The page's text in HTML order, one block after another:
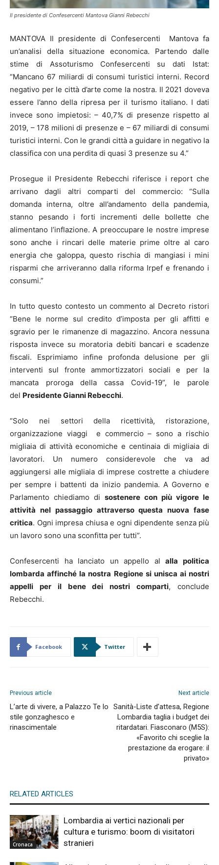
Il presidente di Confesercenti Mantova Gianni Rebecchi
MANTOVA Il presidente di Confesercenti Mantova fa
un’analisi della situazione economica. Partendo dalle
stime di Assoturismo Confesercenti su dati Istat:
“Mancano 67 miliardi di consumi turistici interni. Record
negativo per le città d’arte come la nostra. Il 2021 doveva
essere l’anno della ripresa per il turismo italiano. I dati
invece sono impietosi: – 40,7% di presenze rispetto al
2019, – 178 milioni di presenze e – 67 miliardi di consumi
turistici interni. Con le grandi città a guidare in negativo la
classifica con una perdita di quasi 3 presenze su 4.”
Prosegue il Presidente Rebecchi riferisce i report che
arrivano dagli altri comparti del commercio: “Sulla
domanda interna, oltre all’andamento della pandemia,
stanno pesando i forti incrementi delle bollette che
alimentano l’inflazione. A preoccupare le nostre imprese
sono anche i rincari delle materie prime oltre al caro
energia che galoppa, questo rischia di mangiasi i mini
risparmi che arriveranno dalla riforma Irpef e frenando i
consumi.”
In tutto questo contesto un commento al Decreto ristori
“Bene le norme sul credito d’imposta per gli affitti e
sgravio per le rimanenze di magazzino. Ancora nessuna
risposta invece su moratoria debiti bancari e scadenze
fiscali. Esprimiamo infine profonda delusione per gli
interventi sul fronte ammortizzatori sociali e per la
mancata proroga della cassa Covid-19”, le parole
del Presidente Gianni Rebecchi.
“Solo nei settori della ricettività, ristorazione,
organizzazione viaggi e commercio – sono a rischio
migliaia di attività economiche e centinaia di migliaia di
lavoratori. Un numero considerevole che va ad
aggiungersi alle migliaia di imprese costrette a chiudere
per sempre i battenti da inizio pandemia. A Governo e
Parlamento chiediamo di sostenere con più vigore le
attività nel passaggio attraverso questa nuova fase
critica. Ogni impresa chiusa e ogni dipendente senza più
un lavoro sono una sconfitta per tutti”.
Confesercenti ha lanciato un appello alalla politica
lombarda affinché la nostra Regione si unisca ai nostri
appelli per il bene dei nostri comparti, conclude
Rebecchi.
Facebook Twitter
Previous article
L’arte di vivere, a Palazzo Te lo
stile gonzaghesco e
rinascimentale
Next article
Sanità-Liste d’attesa, Regione
Lombardia taglia i budget dei
ritardatari. Fiasconaro (M5S):
«Favorito chi sceglie la
prestazione da erogare: il
privato»
RELATED ARTICLES
Cronaca
Lombardia ai vertici nazionali per
cultura e turismo: boom di visitatori
stranieri